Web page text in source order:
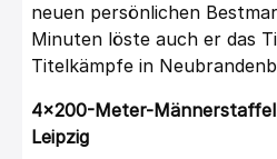
neuen persönlichen
Minuten löste auch er das
Titelkämpfe in
4×200-Meter-
Leipzig